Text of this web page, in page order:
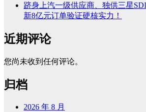
跻身上汽一级供应商、独供三星
新8亿元订单验证硬核实力！
近期评论
您尚未收到任何评论。
归档
2026 年 8 月